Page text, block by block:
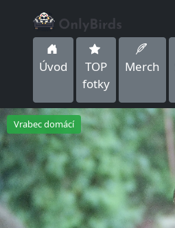
Úvod
TOP
fotky
Merch
Vrabec domácí